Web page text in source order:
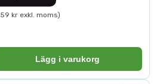
kr exkl. moms)
Lägg i varukorg